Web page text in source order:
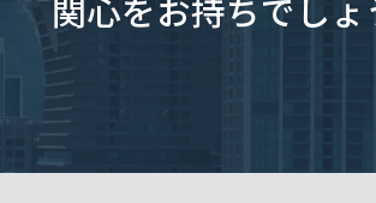
関心をお持ちでしょ